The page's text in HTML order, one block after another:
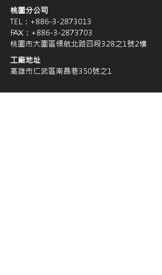
桃園分公司
TEL：+886-3-2873013
FAX：+886-3-2873703
桃園市大園區領航北路四段328之1號2樓
工廠地址
高雄市仁武區南昌巷350號之1